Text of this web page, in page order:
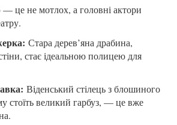
— це не мотлох, а головні актори
Стара дерев’яна драбина,
стає ідеальною полицею для
Віденський стілець з блошиного
стоїть великий гарбуз, — це вже